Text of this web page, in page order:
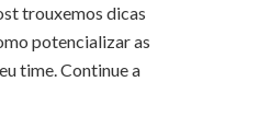
trouxemos dicas
potencializar as
time. Continue a